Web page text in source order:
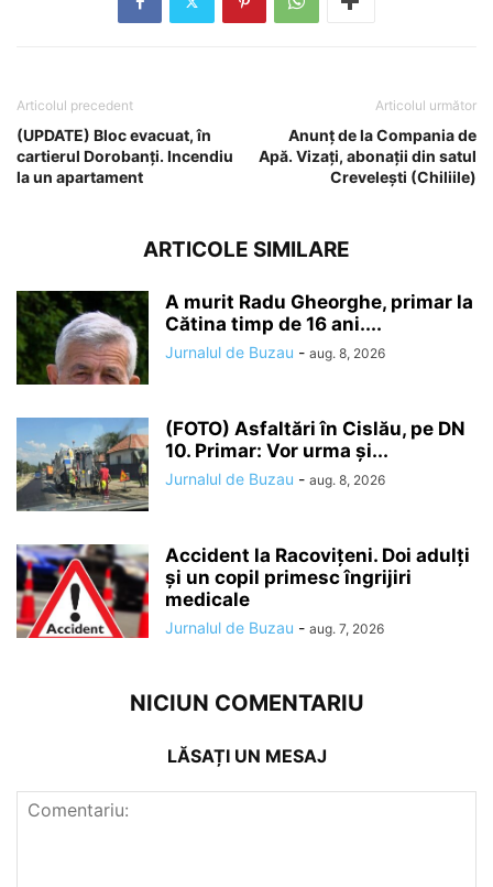
Articolul precedent
(UPDATE) Bloc evacuat, în
cartierul Dorobanți. Incendiu
la un apartament
Articolul următor
Anunț de la Compania de
Apă. Vizați, abonații din satul
Crevelești (Chiliile)
ARTICOLE SIMILARE
A murit Radu Gheorghe, primar la
Cătina timp de 16 ani....
Jurnalul de Buzau - aug. 8, 2026
(FOTO) Asfaltări în Cislău, pe DN
10. Primar: Vor urma și...
Jurnalul de Buzau - aug. 8, 2026
Accident la Racovițeni. Doi adulți
și un copil primesc îngrijiri
medicale
Jurnalul de Buzau - aug. 7, 2026
NICIUN COMENTARIU
LĂSAȚI UN MESAJ